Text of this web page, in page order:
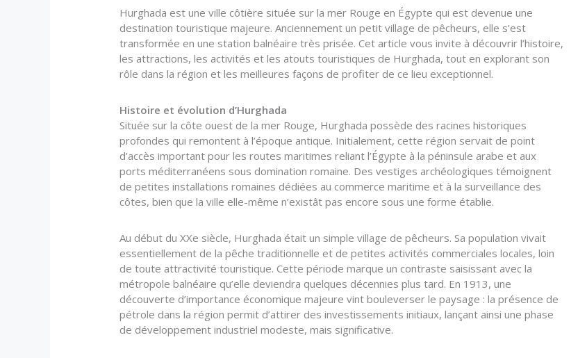
Hurghada est une ville côtière située sur la mer Rouge en Égypte qui est devenue une
destination touristique majeure. Anciennement un petit village de pêcheurs, elle s’est
transformée en une station balnéaire très prisée. Cet article vous invite à découvrir l’histoire,
les attractions, les activités et les atouts touristiques de Hurghada, tout en explorant son
rôle dans la région et les meilleures façons de profiter de ce lieu exceptionnel.
Histoire et évolution d’Hurghada
Située sur la côte ouest de la mer Rouge, Hurghada possède des racines historiques
profondes qui remontent à l’époque antique. Initialement, cette région servait de point
d’accès important pour les routes maritimes reliant l’Égypte à la péninsule arabe et aux
ports méditerranéens sous domination romaine. Des vestiges archéologiques témoignent
de petites installations romaines dédiées au commerce maritime et à la surveillance des
côtes, bien que la ville elle-même n’existât pas encore sous une forme établie.
Au début du XXe siècle, Hurghada était un simple village de pêcheurs. Sa population vivait
essentiellement de la pêche traditionnelle et de petites activités commerciales locales, loin
de toute attractivité touristique. Cette période marque un contraste saisissant avec la
métropole balnéaire qu’elle deviendra quelques décennies plus tard. En 1913, une
découverte d’importance économique majeure vint bouleverser le paysage : la présence de
pétrole dans la région permit d’attirer des investissements initiaux, lançant ainsi une phase
de développement industriel modeste, mais significative.